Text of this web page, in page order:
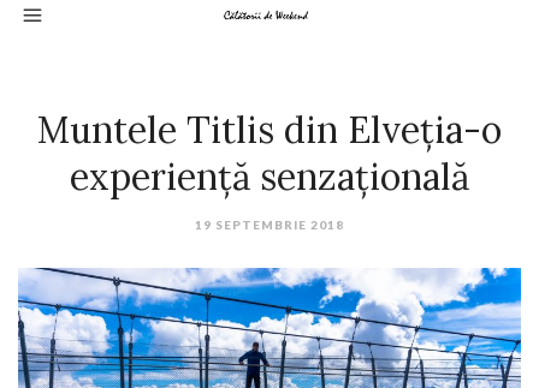
Muntele Titlis din Elveția-o
experiență senzațională
19 SEPTEMBRIE 2018